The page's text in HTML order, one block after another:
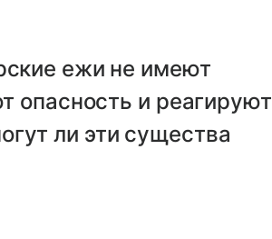
ежи не имеют
опасность и реагируют
ли эти существа